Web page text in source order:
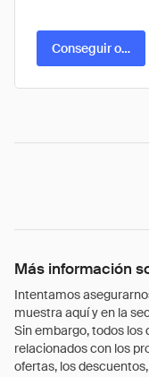
Conseguir oferta
Más información
Intentamos
muestra aquí y en la
Sin embargo, todos los
relacionados con los
ofertas, los